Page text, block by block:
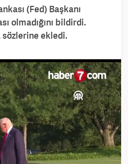
(Fed) Başkanı
olmadığını bildirdi.
sözlerine ekledi.